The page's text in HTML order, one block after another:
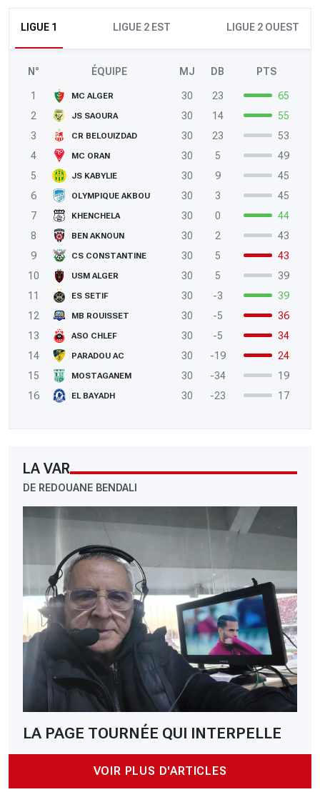
LIGUE 1 LIGUE 2 EST LIGUE 2 OUEST
N° ÉQUIPE MJ DB PTS
1 MC ALGER 30 23
65
2
JS SAOURA 30 14
55
3
CR BELOUIZDAD 30 23
53
4
MC ORAN 30 5
49
5
JS KABYLIE 30 9
45
6
OLYMPIQUE AKBOU 30 3
45
7
KHENCHELA 30 0
44
8
BEN AKNOUN 30 2
43
9
CS CONSTANTINE 30 5
43
10
USM ALGER 30 5
39
11
ES SETIF 30 -3
39
12
MB ROUISSET 30 -5
36
13
ASO CHLEF 30 -5
34
14
PARADOU AC 30 -19
24
15
MOSTAGANEM 30 -34
19
16
EL BAYADH 30 -23 17
LA VAR
DE REDOUANE BENDALI
LA PAGE TOURNÉE QUI INTERPELLE
VOIR PLUS D'ARTICLES